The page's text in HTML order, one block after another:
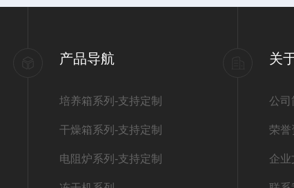
产品导航
培养箱系列-支持定制
干燥箱系列-支持定制
电阻炉系列-支持定制
关
公司
荣誉
企业